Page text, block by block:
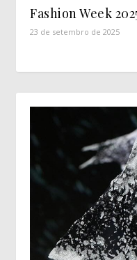
Fashion Week
23 de setembro de 2025